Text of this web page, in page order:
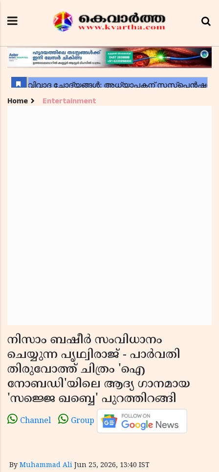
Home Entertainment
നിസാം ബഷീർ സംവിധാനം
ചെയ്യുന്ന പൃഥ്വിരാജ് - പാർവതി
തിരുവോത്ത് ചിത്രം 'ഐ
നോബഡി'യിലെ ആദ്യ ഗാനമായ
'സജ്ജെ ഖബ്ബെ' പുറത്തിറങ്ങി
Channel Group
By Muhammad Ali Jun 25, 2026, 13:40 IST